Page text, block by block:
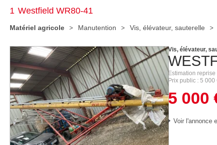
Matériel agricole Manutention Vis, élévateur, sauterelle
1 Westfield WR80-41
Vis, élévateur,
Estimation reprise
Prix public
5 000
5 000
Voir l'annonce